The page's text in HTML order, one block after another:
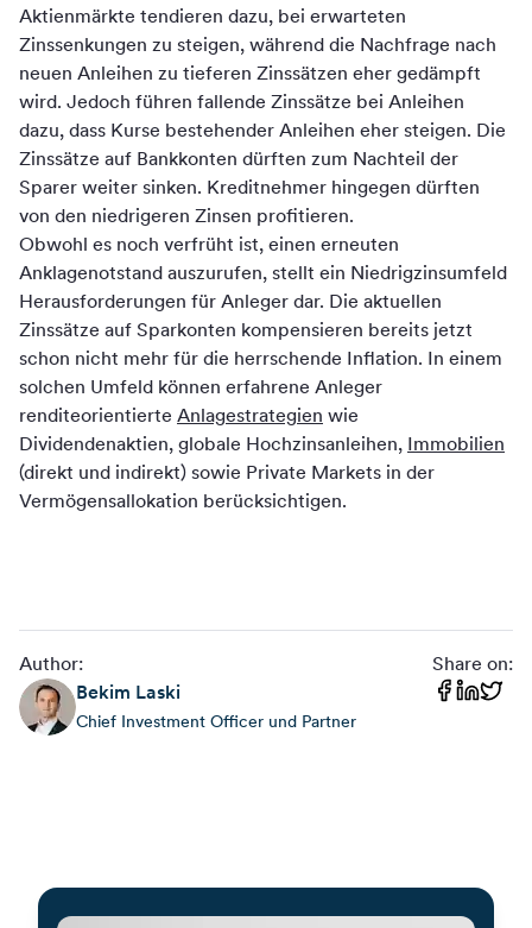
Aktienmärkte tendieren dazu, bei erwarteten
Zinssenkungen zu steigen, während die Nachfrage nach
neuen Anleihen zu tieferen Zinssätzen eher gedämpft
wird. Jedoch führen fallende Zinssätze bei Anleihen
dazu, dass Kurse bestehender Anleihen eher steigen. Die
Zinssätze auf Bankkonten dürften zum Nachteil der
Sparer weiter sinken. Kreditnehmer hingegen dürften
von den niedrigeren Zinsen profitieren.
Obwohl es noch verfrüht ist, einen erneuten
Anklagenotstand auszurufen, stellt ein Niedrigzinsumfeld
Herausforderungen für Anleger dar. Die aktuellen
Zinssätze auf Sparkonten kompensieren bereits jetzt
schon nicht mehr für die herrschende Inflation. In einem
solchen Umfeld können erfahrene Anleger
renditeorientierte Anlagestrategien wie
Dividendenaktien, globale Hochzinsanleihen, Immobilien
(direkt und indirekt) sowie Private Markets in der
Vermögensallokation berücksichtigen.
Author:
Bekim Laski
Chief Investment Officer und Partner
Share on: